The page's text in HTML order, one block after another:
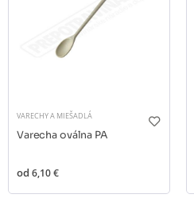
VARECHY A MIEŠADLÁ
Varecha oválna PA
od 6,10 €